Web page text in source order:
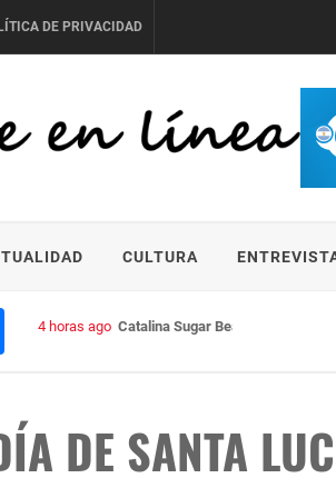
DE PRIVACIDAD
CULTURA
4 horas ago Catalina Sugar Beach se
DE SANTA